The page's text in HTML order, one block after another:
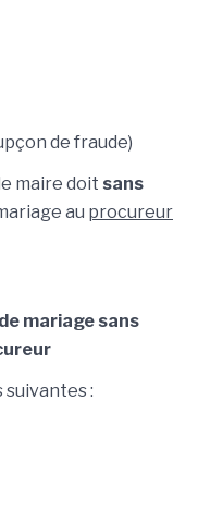
de fraude)
maire doit sans
au procureur
mariage sans
: